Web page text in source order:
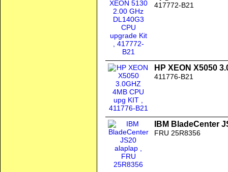
417772-B21
HP XEON X5050
411776-B21
IBM BladeCenter
FRU 25R8356